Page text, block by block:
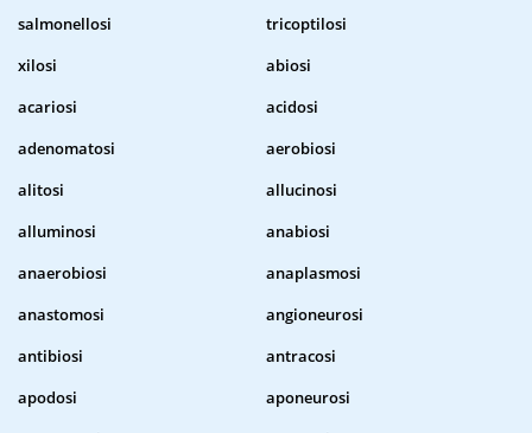
salmonellosi
tricoptilosi
xilosi
abiosi
acariosi
acidosi
adenomatosi
aerobiosi
alitosi
allucinosi
alluminosi
anabiosi
anaerobiosi
anaplasmosi
anastomosi
angioneurosi
antibiosi
antracosi
apodosi
aponeurosi